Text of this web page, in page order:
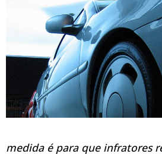
medida é para que infratores